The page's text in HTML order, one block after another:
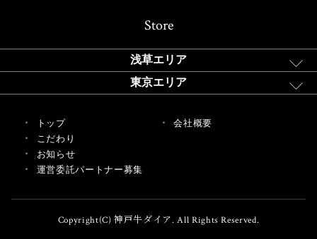
Store
浅草エリア
東京エリア
トップ
こだわり
お知らせ
運営委託パートナー募集
会社概要
Copyright(C) 神戸牛ダイア. All Rights Reserved.